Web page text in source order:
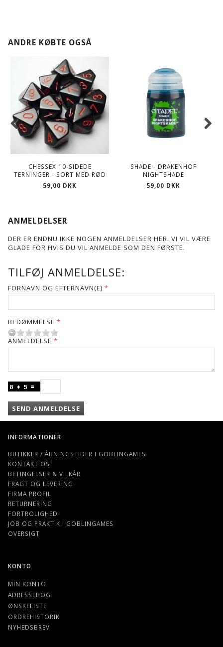
ANDRE KØBTE OGSÅ
CHESSEX 10-SIDEDE
TERNINGER - SORT MED RØD
59,00 DKK
SHADE - DRAKENHOF
NIGHTSHADE
59,00 DKK
ANMELDELSER
DER ER ENDNU IKKE NOGEN ANMELDELSER HER. VI VIL VÆRE
GLADE FOR HVIS DU VIL ANMELDE SOM DEN FØRSTE.
TILFØJ ANMELDELSE:
FORNAVN OG EFTERNAVN(E)
BEDØMMELSE
ANMELDELSE
SEND ANMELDELSE
INFORMATIONER
BUTIKKER / ÅBNINGSTIDER I GOBLINGAMES
KONTAKT OS
BETINGELSER & VILKÅR
FRAGT OG LEVERING
FIRMA PROFIL
RETURNERING
FORTROLIGHED
JOB OG PRAKTIK I GOBLINGAMES
OVERSIGT
KONTO
MIN KONTO
ADRESSEBOG
ØNSKELISTE
ORDREHISTORIK
NYHEDSBREV